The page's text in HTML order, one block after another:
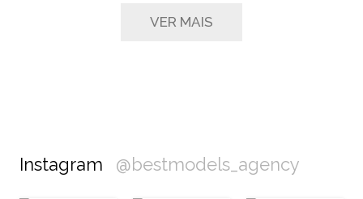
VER MAIS
Instagram @bestmodels_agency